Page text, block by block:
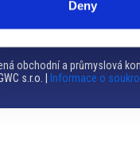
Deny
obchodní a průmyslová
s.r.o. |
Informace o